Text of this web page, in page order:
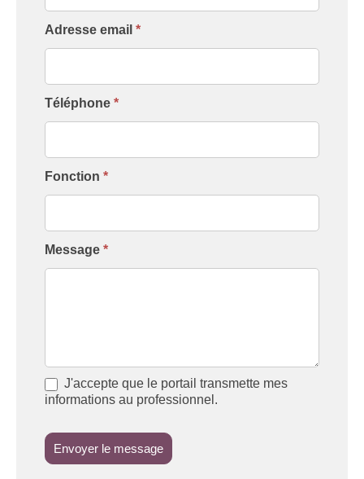
Adresse email *
Téléphone *
Fonction *
Message *
J'accepte que le portail transmette mes
informations au professionnel.
Envoyer le message